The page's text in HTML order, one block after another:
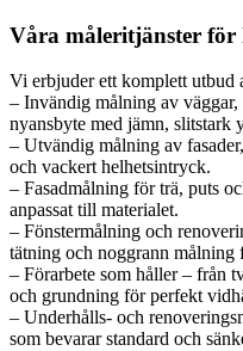
Våra måleritjänster för
Vi erbjuder ett komplett utbud
– Invändig målning av
nyansbyte med jämn, slitstark
– Utvändig målning av
och vackert helhetsintryck.
– Fasadmålning för trä, puts
anpassat till materialet.
– Fönstermålning och
tätning och noggrann målning
– Förarbete som håller – från
och grundning för perfekt
– Underhålls- och
som bevarar standard och